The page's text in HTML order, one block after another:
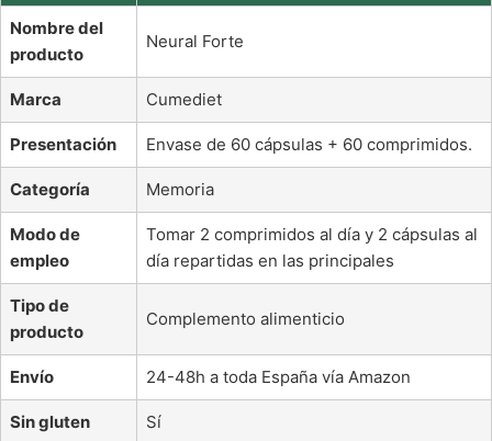
Nombre del
producto
Neural Forte
Marca Cumediet
Presentación Envase de 60 cápsulas + 60 comprimidos.
Categoría Memoria
Modo de
empleo
Tomar 2 comprimidos al día y 2 cápsulas al
día repartidas en las principales
Tipo de
producto
Complemento alimenticio
Envío 24-48h a toda España vía Amazon
Sin gluten Sí